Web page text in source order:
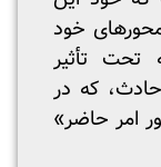
خود
تأثیر
که در
امر حاضر»